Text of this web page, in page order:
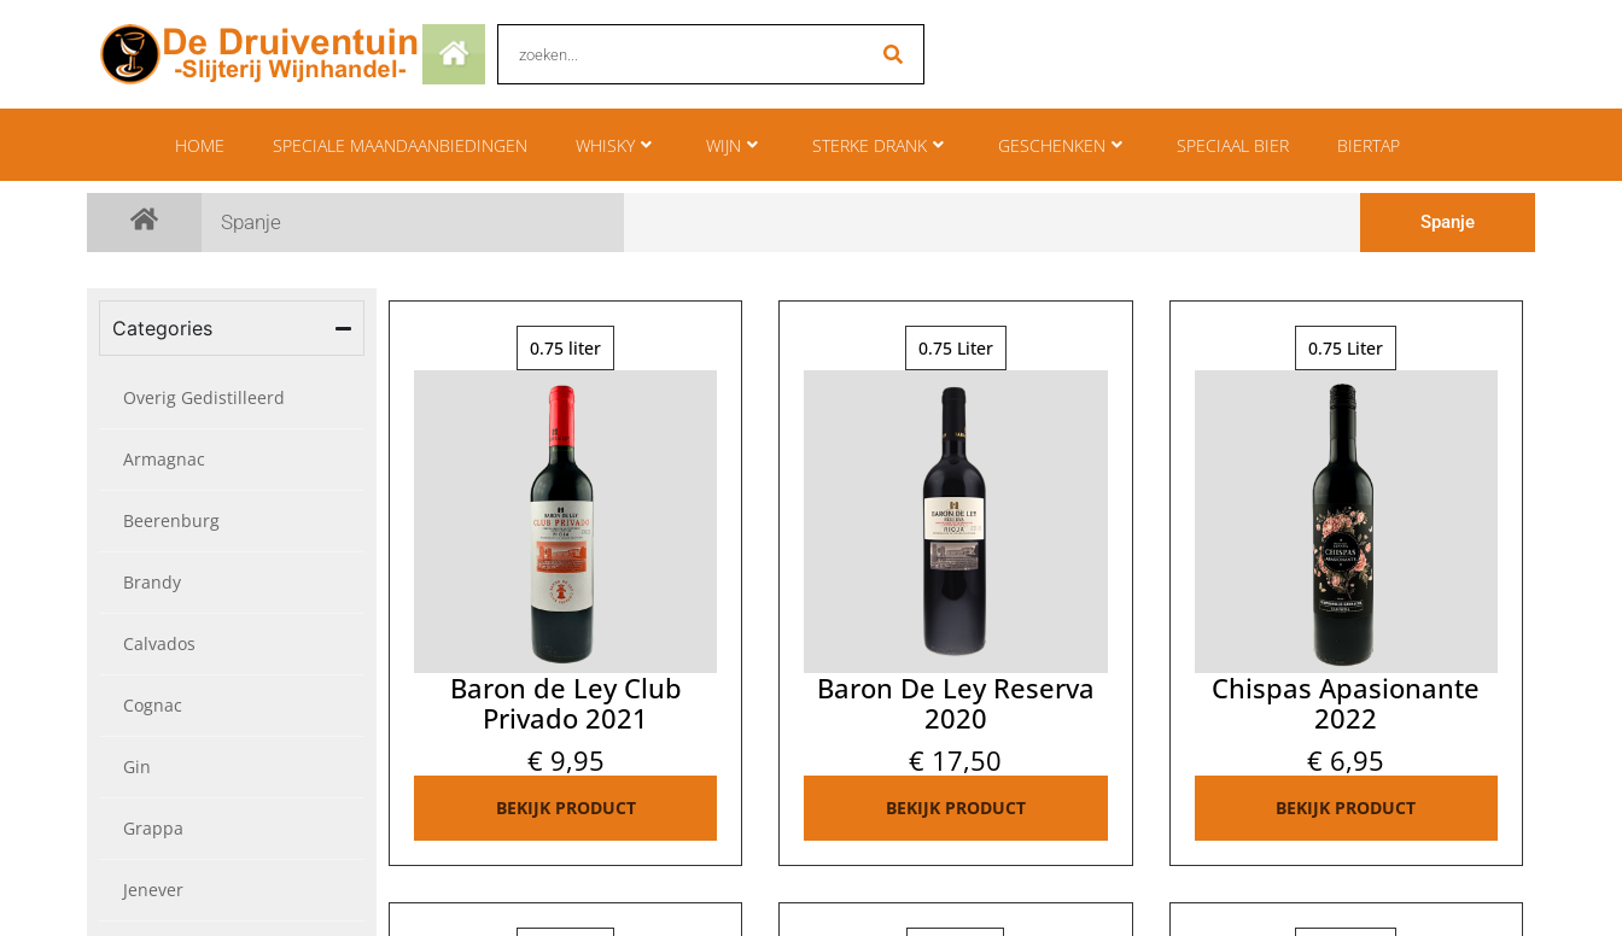
HOME SPECIALE MAANDAANBIEDINGEN WHISKY WIJN STERKE DRANK GESCHENKEN SPECIAAL BIER BIERTAP
Spanje Spanje
Categories
Overig Gedistilleerd
Armagnac
Beerenburg
Brandy
Calvados
Cognac
Gin
Grappa
Jenever
0.75 liter
Baron de Ley Club
Privado 2021
€ 9,95
BEKIJK PRODUCT
0.75 Liter
Baron De Ley Reserva
2020
€ 17,50
BEKIJK PRODUCT
0.75 Liter
Chispas Apasionante
2022
€ 6,95
BEKIJK PRODUCT